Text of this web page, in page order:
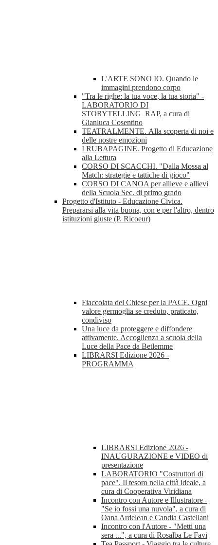
L'ARTE SONO IO. Quando le
immagini prendono corpo
"Tra le righe: la tua voce, la tua storia" -
LABORATORIO DI
STORYTELLING_RAP, a cura di
Gianluca Cosentino
TEATRALMENTE. Alla scoperta di noi e
delle nostre emozioni
I RUBAPAGINE. Progetto di Educazione
alla Lettura
CORSO DI SCACCHI. "Dalla Mossa al
Match: strategie e tattiche di gioco"
CORSO DI CANOA per allieve e allievi
della Scuola Sec. di primo grado
Progetto d'Istituto - Educazione Civica.
Prepararsi alla vita buona, con e per l'altro, dentro
istituzioni giuste (P. Ricoeur)
Fiaccolata del Chiese per la PACE. Ogni
valore germoglia se creduto, praticato,
condiviso
Una luce da proteggere e diffondere
attivamente. Accoglienza a scuola della
Luce della Pace da Betlemme
LIBRARSI Edizione 2026 -
PROGRAMMA
LIBRARSI Edizione 2026 -
INAUGURAZIONE e VIDEO di
presentazione
LABORATORIO "Costruttori di
pace". Il tesoro nella città ideale, a
cura di Cooperativa Viridiana
Incontro con Autore e Illustratore -
"Se io fossi una nuvola", a cura di
Oana Ardelean e Candia Castellani
Incontro con l'Autore - "Metti una
sera ...", a cura di Rosalba Le Favi